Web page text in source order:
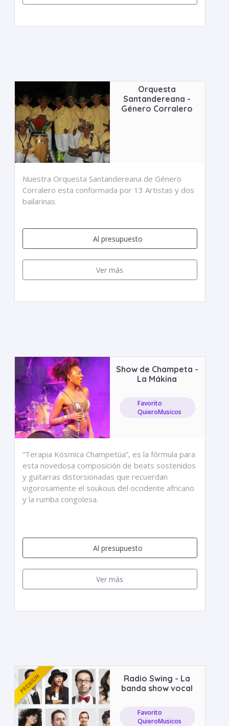
Orquesta
Santandereana -
Género Corralero
Nuestra Orquesta Santandereana de Género
Corralero esta conformada por 13 Artistas y dos
bailarinas.
Al presupuesto
Ver más
Show de Champeta -
La Mákina
Favorito
QuieroMusicos
“Terapia Kósmica Champetúa”, es la fórmula para
esta novedosa composición de beats sostenidos
y guitarras distorsionadas que recuerdan
vigorosamente el soukous del occidente africano
y la rumba congolesa.
Al presupuesto
Ver más
Radio Swing - La
banda show vocal
Favorito
QuieroMusicos